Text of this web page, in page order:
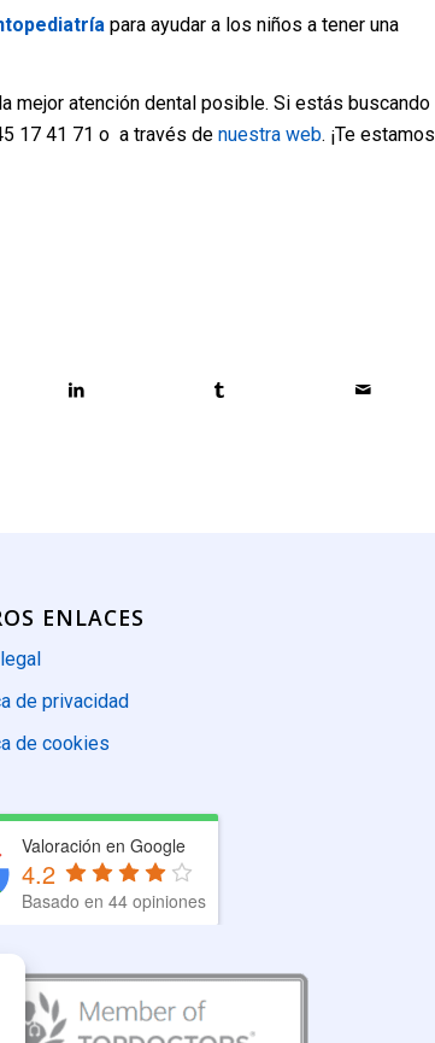
para ayudar a los niños a tener una
mejor atención dental posible. Si estás buscando
17 41 71 o a través de nuestra web. ¡Te estamos
ENLACES
de privacidad
de cookies
Valoración en Google
4.2
Basado en 44 opiniones